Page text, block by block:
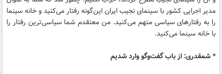
مدیر اجرایی کشور با سینمای نجیب ایران این‌گونه رفتار می‌کنید و خانه سینما
را به رفتارهای سیاسی متهم می‌کنید. من معتقدم شما سیاسی‌ترین رفتار را
با خانه سینما می‌کنید.
* شمقدری: از باب گفت‌و‌گو وارد شدیم